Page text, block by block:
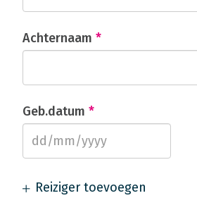
Achternaam *
Geb.datum *
Reiziger toevoegen